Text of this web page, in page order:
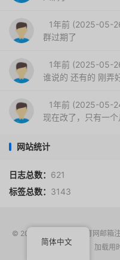
1年前 (2025-05-
群过期了
1年前 (2025-05-
谁说的 还有的 刚弄
1年前 (2025-05-
现在改了，只有一个
网站统计
日志总数： 621
标签总数： 3143
© 2017-2026 EDU教育网邮箱
请求次数：17 次，加载
简体中文